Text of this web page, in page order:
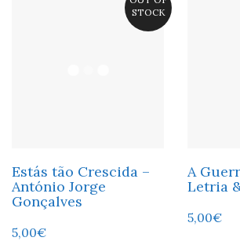
STOCK
Estás tão Crescida –
António Jorge
Gonçalves
5,00€
A
Letria
5,00€